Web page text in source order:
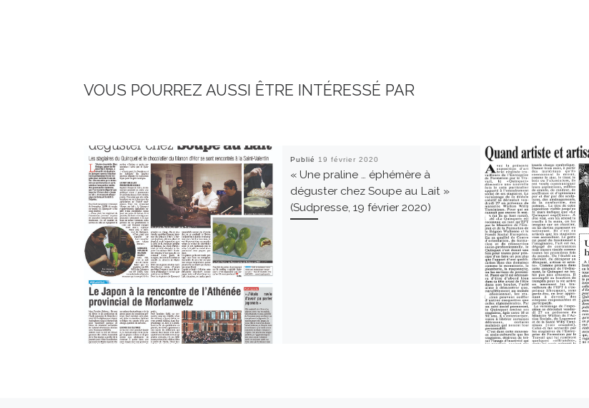
VOUS POURREZ AUSSI ÊTRE INTÉRESSÉ PAR
Publié 19 février 2020
« Une praline … éphémère à
déguster chez Soupe au Lait »
(Sudpresse, 19 février 2020)